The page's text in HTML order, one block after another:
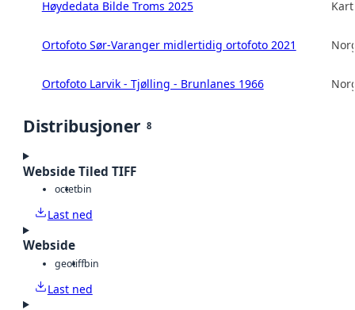
Høydedata Bilde Troms 2025
Ortofoto Sør-Varanger midlertidig ortofoto 2021
Ortofoto Larvik - Tjølling - Brunlanes 1966
Distribusjoner 8
Webside Tiled TIFF
octetbin
Last ned
Webside
geotiffbin
Last ned